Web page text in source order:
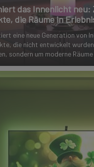
das Innenlicht neu:
die Räume in
eine neue Generation von
die nicht entwickelt
sondern um moderne
Lamp.